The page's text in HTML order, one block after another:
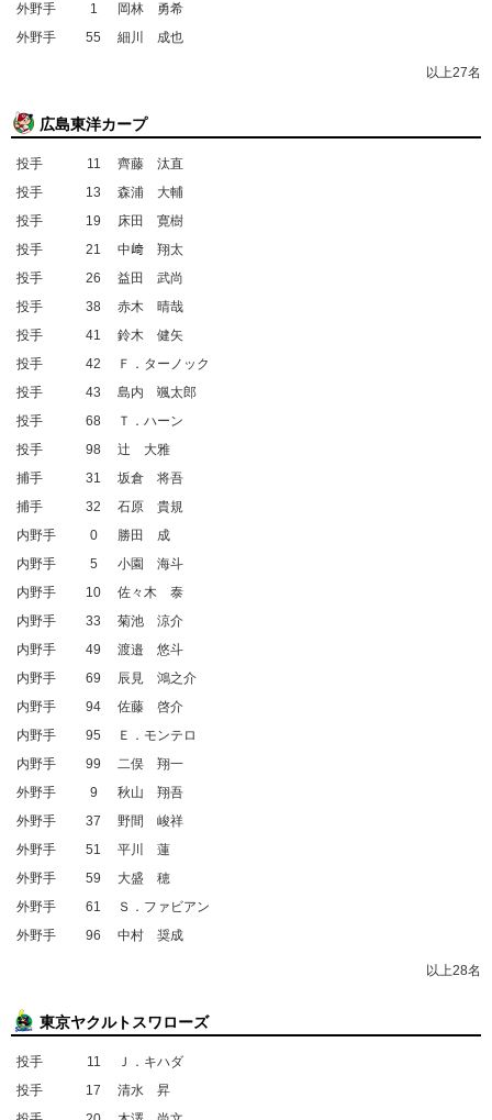
外野手
1
岡林 勇希
外野手
55 細川 成也
以上27名
広島東洋カープ
投手 11
齊藤 汰直
投手
13
森浦 大輔
投手
19
床田 寛樹
投手
21
中﨑 翔太
投手
26
益田 武尚
投手
38
赤木 晴哉
投手
41
鈴木 健矢
投手
42
Ｆ．ターノック
投手
43
島内 颯太郎
投手
68
Ｔ．ハーン
投手
98
辻 大雅
捕手
31
坂倉 将吾
捕手
32
石原 貴規
内野手
0
勝田 成
内野手
5
小園 海斗
内野手
10
佐々木 泰
内野手
33
菊池 涼介
内野手
49
渡邉 悠斗
内野手
69
辰見 鴻之介
内野手
94
佐藤 啓介
内野手
95
Ｅ．モンテロ
内野手
99
二俣 翔一
外野手
9
秋山 翔吾
外野手
37
野間 峻祥
外野手
51
平川 蓮
外野手
59
大盛 穂
外野手
61
Ｓ．ファビアン
外野手
96 中村 奨成
以上28名
東京ヤクルトスワローズ
投手 11
Ｊ．キハダ
投手
17
清水 昇